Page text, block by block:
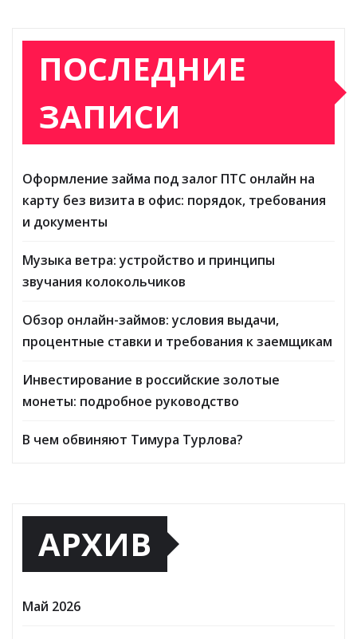
ПОСЛЕДНИЕ
ЗАПИСИ
Оформление займа под залог ПТС онлайн на
карту без визита в офис: порядок, требования
и документы
Музыка ветра: устройство и принципы
звучания колокольчиков
Обзор онлайн-займов: условия выдачи,
процентные ставки и требования к заемщикам
Инвестирование в российские золотые
монеты: подробное руководство
В чем обвиняют Тимура Турлова?
АРХИВ
Май 2026